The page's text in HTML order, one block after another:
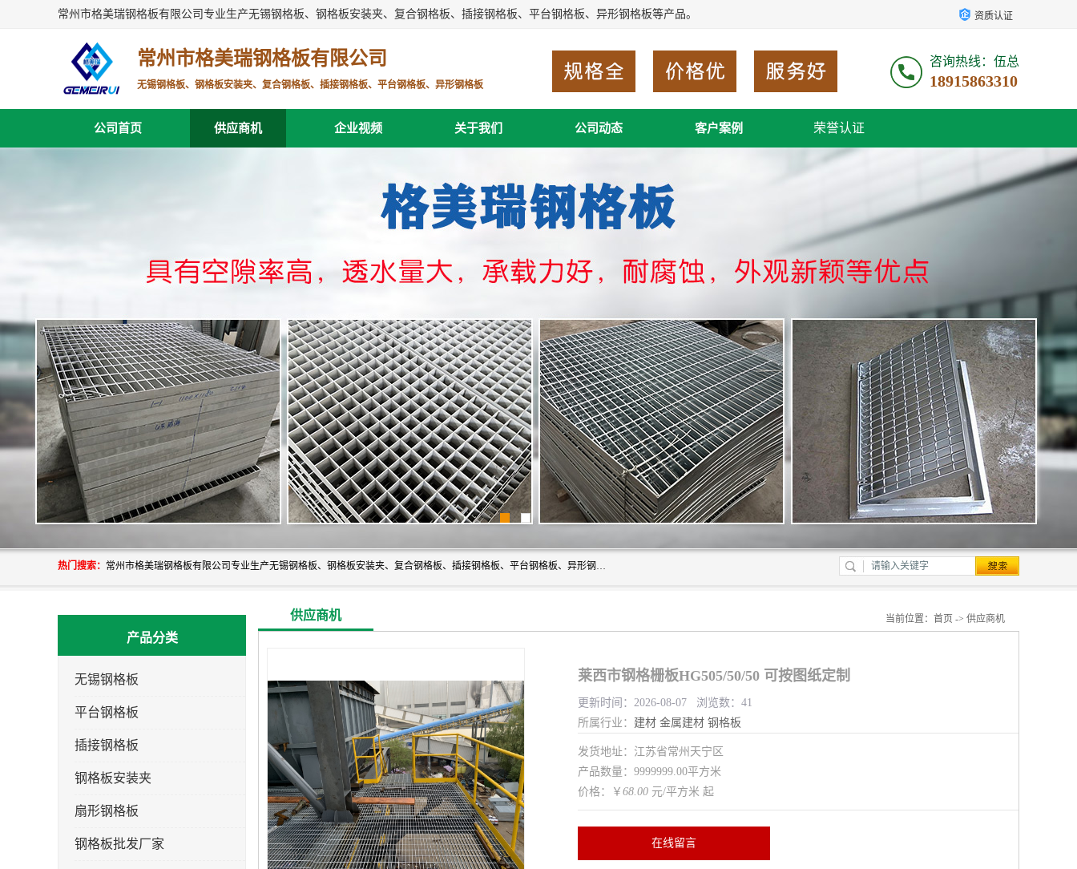
常州市格美瑞钢格板有限公司专业生产无锡钢格板、钢格板安装夹、复合钢格板、插接钢格板、平台钢格板、异形钢格板等产品。 资质认证
常州市格美瑞钢格板有限公司
无锡钢格板、钢格板安装夹、复合钢格板、插接钢格板、平台钢格板、异形钢格板
咨询热线：伍总
18915863310
公司首页 供应商机 企业视频 关于我们 公司动态 客户案例 荣誉认证
热门搜索： 常州市格美瑞钢格板有限公司专业生产无锡钢格板、钢格板安装夹、复合钢格板、插接钢格板、平台钢格板、异形钢格板等产品。
产品分类
无锡钢格板
平台钢格板
插接钢格板
钢格板安装夹
扇形钢格板
钢格板批发厂家
供应商机 当前位置： 首页 -> 供应商机
莱西市钢格栅板HG505/50/50 可按图纸定制
更新时间：2026-08-07 浏览数：41
所属行业： 建材 金属建材 钢格板
发货地址：江苏省常州天宁区
产品数量：9999999.00平方米
价格：￥ 68.00 元/平方米 起
在线留言